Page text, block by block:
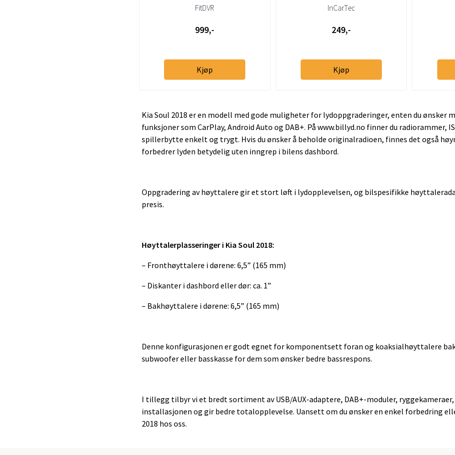
FitDVR
999,-
Kjøp
InCarTec
249,-
Kjøp
Kia Soul 2018 er en modell med gode muligheter for lydoppgraderinger, enten du
funksjoner som CarPlay, Android Auto og DAB+. På www.billyd.no finner du
spillerbytte enkelt og trygt. Hvis du ønsker å beholde originalradioen, finnes det også
forbedrer lyden betydelig uten inngrep i bilens dashbord.
Oppgradering av høyttalere gir et stort løft i lydopplevelsen, og bilspesifikke
presis.
Høyttalerplasseringer i Kia Soul 2018:
– Fronthøyttalere i dørene: 6,5” (165 mm)
– Diskanter i dashbord eller dør: ca. 1”
– Bakhøyttalere i dørene: 6,5” (165 mm)
Denne konfigurasjonen er godt egnet for komponentsett foran og koaksialhøyttalere
subwoofer eller basskasse for dem som ønsker bedre bassrespons.
I tillegg tilbyr vi et bredt sortiment av USB/AUX-adaptere, DAB+-moduler,
installasjonen og gir bedre totalopplevelse. Uansett om du ønsker en enkel forbedring
2018 hos oss.